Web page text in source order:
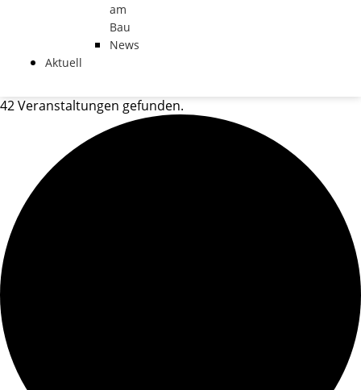
am
Bau
News
Aktuell
42 Veranstaltungen gefunden.